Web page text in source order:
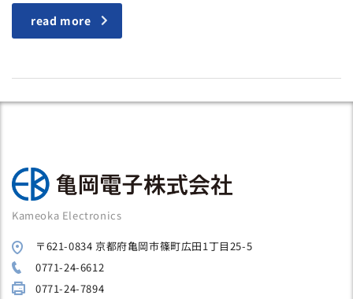
read more
Kameoka Electronics
〒621-0834 京都府亀岡市篠町広田1丁目25-5
0771-24-6612
0771-24-7894